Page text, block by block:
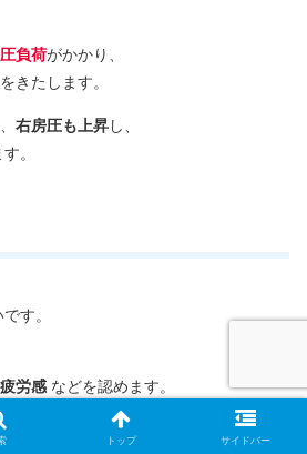
圧負荷がかかり、
をきたします。
右房圧も上昇し、
。
す。
労感などを認めます。
トップ サイドバー